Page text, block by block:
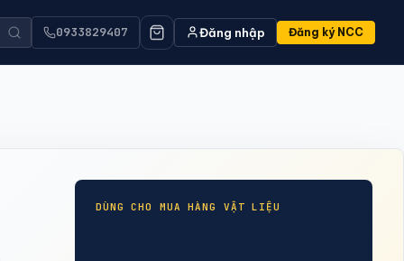
Tin tức & phân tích
Nhà cung cấp
0933829407 Đăng nhập Đăng ký NCC
DÙNG CHO MUA HÀNG VẬT LIỆU